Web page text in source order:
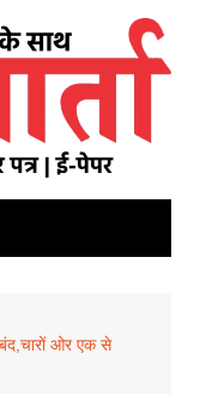
बंद,चारों ओर एक से